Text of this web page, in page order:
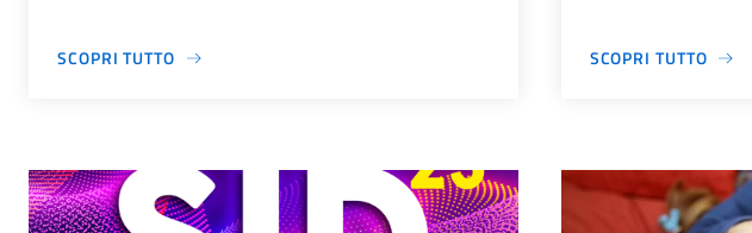
SCOPRI TUTTO SCOPRI TUTTO